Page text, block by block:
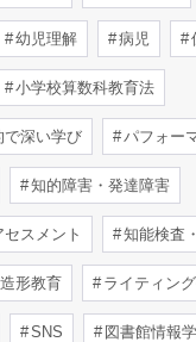
幼児理解 病児
小学校算数科教育法
深い学び パフォー
知的障害・発達障害
スメント 知能検査
形教育 ライティン
SNS 図書館情報学